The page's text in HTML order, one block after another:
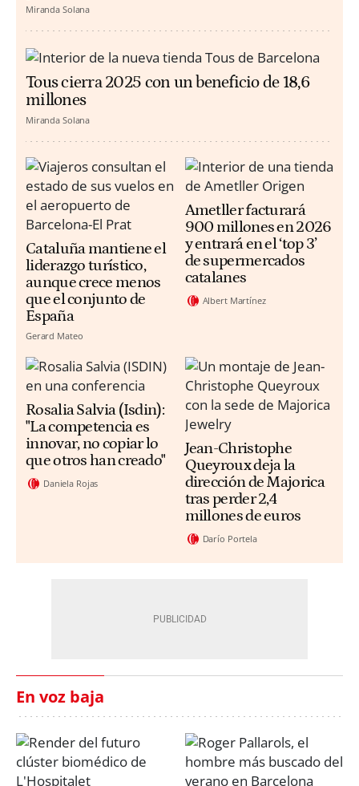
Miranda Solana
Tous cierra 2025 con un beneficio de 18,6
millones
Miranda Solana
Cataluña mantiene el
liderazgo turístico,
aunque crece menos
que el conjunto de
España
Gerard Mateo
Ametller facturará
900 millones en 2026
y entrará en el ‘top 3’
de supermercados
catalanes
Albert Martínez
Rosalia Salvia (Isdin):
"La competencia es
innovar, no copiar lo
que otros han creado"
Daniela Rojas
Jean-Christophe
Queyroux deja la
dirección de Majorica
tras perder 2,4
millones de euros
Darío Portela
En voz baja